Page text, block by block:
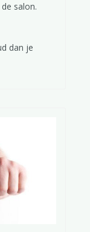
salon.
dan je